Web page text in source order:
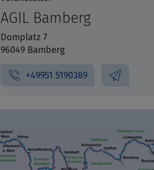
AGIL Bamberg
Domplatz 7
96049 Bamberg
+49951 5190389